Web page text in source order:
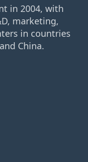
in 2004, with
marketing,
in countries
China.